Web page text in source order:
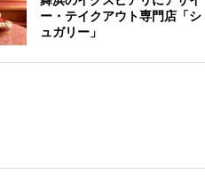
ー・テイクアウト専門店「シ
ュガリー」